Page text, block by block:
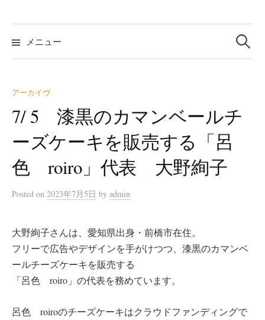
メニュー
検
索:
アーカイヴ
7/ 5 漆黒のカマンベールチ
ーズケーキを販売する「呂
色 roiro」代表 大野絢子
Posted on 2023年7月5日 by admin
大野絢子さんは、愛知県出身・前橋市在住。
フリーで広告やデザインを手がけつつ、漆黒のカマンベ
ールチーズケーキを販売する
「呂色 roiro」の代表を務めています。
呂色 roiroのチーズケーキはクラウドファンディングで